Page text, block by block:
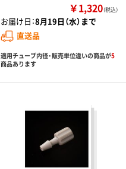
￥1,320（税込）
お届け日：8月19日（水）まで
直送品
適用チューブ内径・販売単位違いの商品が5
商品あります